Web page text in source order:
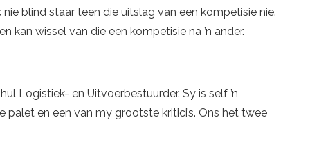
blind staar teen die uitslag van een kompetisie nie.
kan wissel van die een kompetisie na ’n ander.
Logistiek- en Uitvoerbestuurder. Sy is self ’n
palet en een van my grootste kritici’s. Ons het twee